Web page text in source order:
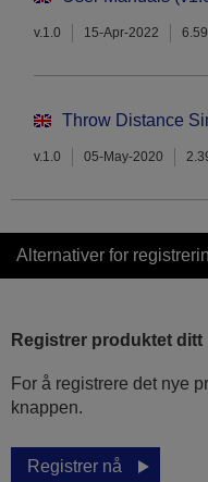
v.1.0 15-Apr-2022
Throw Distance
v.1.0 05-May-2020
Alternativer for
Registrer produktet ditt
For å registrere det nye
knappen.
Registrer nå